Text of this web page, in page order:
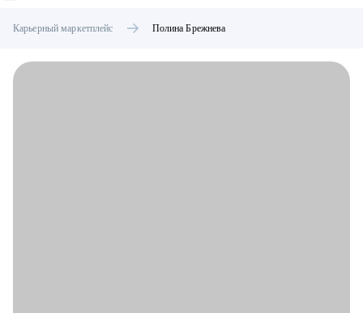
Карьерный маркетплейс Полина Брежнева